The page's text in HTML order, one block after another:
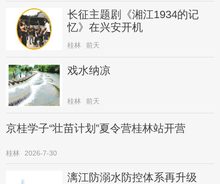
长征主题剧《湘江1934的记
忆》在兴安开机
桂林 前天
戏水纳凉
桂林 前天
京桂学子“壮苗计划”夏令营桂林站开营
桂林 2026-7-30
漓江防溺水防控体系再升级